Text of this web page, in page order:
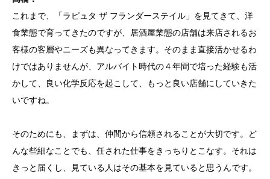
これまで、「ラピュタ ザ フランダーステイル」を見てきて、洋
食業態で育ってきたのですが、居酒屋業態の店舗は来店されるお
客様の客層やニーズも異なってきます。そのまま直接活かせるわ
けではありませんが、アルバイト時代の４年間で培った経験も活
かして、良い化学反応を起こして、もっと良い店舗にしていきた
いですね。
そのためにも、まずは、仲間から信頼されることが大切です。ど
んな些細なことでも、任された仕事をきっちりとこなす。それは
きっと届くし、見ている人はその基本を見ていると思うんです。